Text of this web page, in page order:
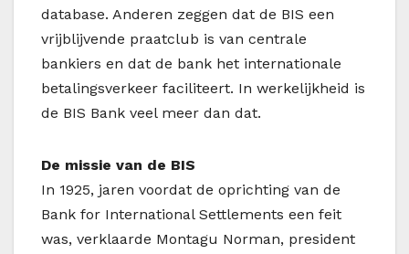
database. Anderen zeggen dat de BIS een
vrijblijvende praatclub is van centrale
bankiers en dat de bank het internationale
betalingsverkeer faciliteert. In werkelijkheid is
de BIS Bank veel meer dan dat.
De missie van de BIS
In 1925, jaren voordat de oprichting van de
Bank for International Settlements een feit
was, verklaarde Montagu Norman, president